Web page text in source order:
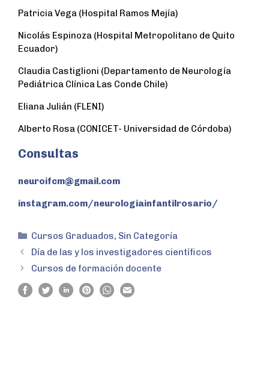
Patricia Vega (Hospital Ramos Mejía)
Nicolás Espinoza (Hospital Metropolitano de Quito
Ecuador)
Claudia Castiglioni (Departamento de Neurología
Pediátrica Clínica Las Conde Chile)
Eliana Julián (FLENI)
Alberto Rosa (CONICET- Universidad de Córdoba)
Consultas
neuroifcm@gmail.com
instagram.com/neurologiainfantilrosario/
Cursos Graduados, Sin Categoría
Día de las y los investigadores científicos
Cursos de formación docente